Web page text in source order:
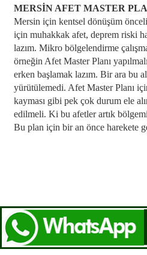
MERSİN AFET MASTER
Mersin için kentsel dönüşüm
için muhakkak afet, deprem riski
lazım. Mikro bölgelendirme
örneğin Afet Master Planı
erken başlamak lazım. Bir ara bu
yürütülemedi. Afet Master Planı
kayması gibi pek çok durum ele
edilmeli. Ki bu afetler artık
Bu plan için bir an önce harekete